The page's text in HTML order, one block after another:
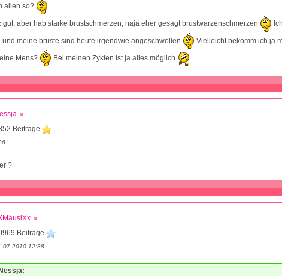
allen so?
gut, aber hab starke brustschmerzen, naja eher gesagt brustwarzenschmerzen
und meine brüste sind heute irgendwie angeschwollen Vielleicht bekomm ich ja
Mens? Bei meinen Zyklen ist ja alles möglich
Beiträge
?
Beiträge
12:38